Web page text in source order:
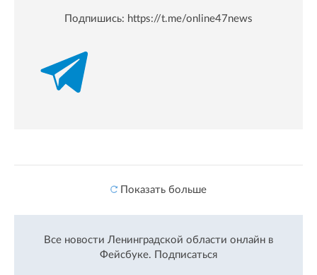
Подпишись: https://t.me/online47news
Показать больше
Все новости Ленинградской области онлайн в
Фейсбуке. Подписаться